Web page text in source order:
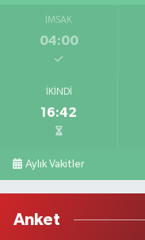
İMSAK
04:00
İKINDI
16:42
Aylık Vakitler
Anket